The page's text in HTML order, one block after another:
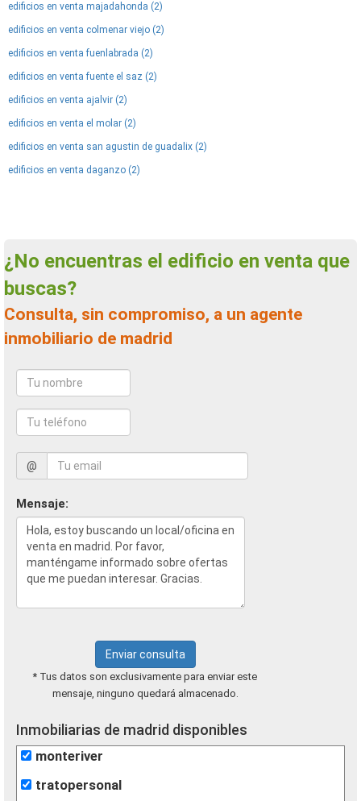
edificios en venta majadahonda (2)
edificios en venta colmenar viejo (2)
edificios en venta fuenlabrada (2)
edificios en venta fuente el saz (2)
edificios en venta ajalvir (2)
edificios en venta el molar (2)
edificios en venta san agustin de guadalix (2)
edificios en venta daganzo (2)
¿No encuentras el edificio en venta que
buscas?
Consulta, sin compromiso, a un agente
inmobiliario de madrid
@
Mensaje:
Enviar consulta
* Tus datos son exclusivamente para enviar este
mensaje, ninguno quedará almacenado.
Inmobiliarias de madrid disponibles
monteriver
tratopersonal